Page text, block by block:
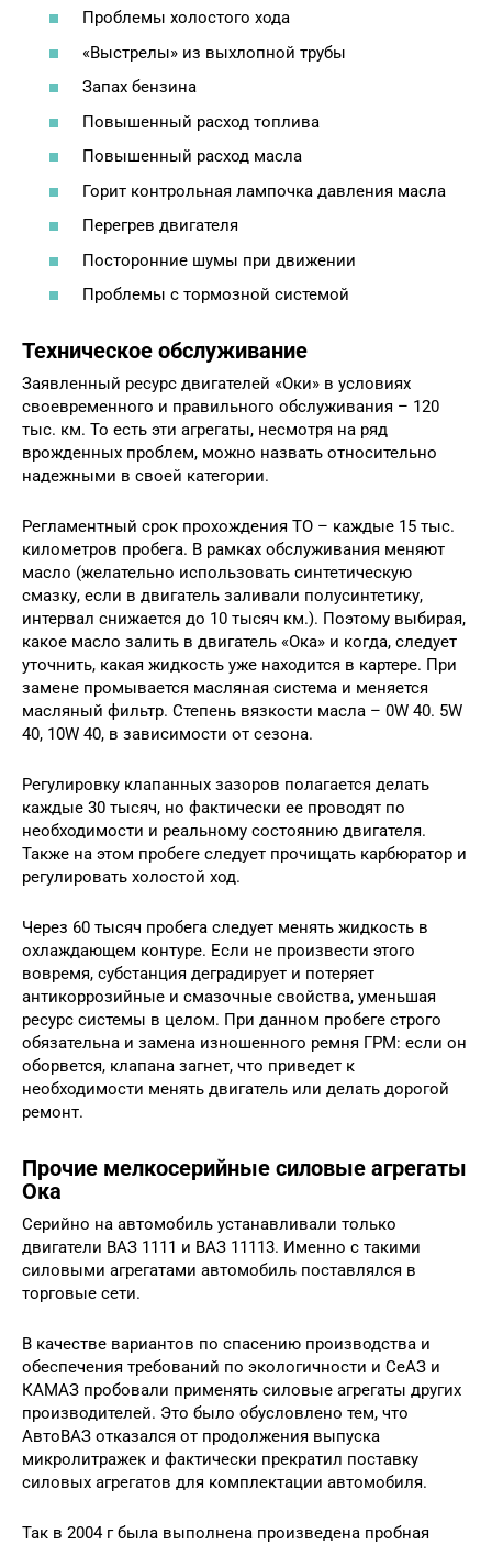
Проблемы холостого хода
«Выстрелы» из выхлопной трубы
Запах бензина
Повышенный расход топлива
Повышенный расход масла
Горит контрольная лампочка давления масла
Перегрев двигателя
Посторонние шумы при движении
Проблемы с тормозной системой
Техническое обслуживание
Заявленный ресурс двигателей «Оки» в условиях
своевременного и правильного обслуживания – 120
тыс. км. То есть эти агрегаты, несмотря на ряд
врожденных проблем, можно назвать относительно
надежными в своей категории.
Регламентный срок прохождения ТО – каждые 15 тыс.
километров пробега. В рамках обслуживания меняют
масло (желательно использовать синтетическую
смазку, если в двигатель заливали полусинтетику,
интервал снижается до 10 тысяч км.). Поэтому выбирая,
какое масло залить в двигатель «Ока» и когда, следует
уточнить, какая жидкость уже находится в картере. При
замене промывается масляная система и меняется
масляный фильтр. Степень вязкости масла – 0W 40. 5W
40, 10W 40, в зависимости от сезона.
Регулировку клапанных зазоров полагается делать
каждые 30 тысяч, но фактически ее проводят по
необходимости и реальному состоянию двигателя.
Также на этом пробеге следует прочищать карбюратор и
регулировать холостой ход.
Через 60 тысяч пробега следует менять жидкость в
охлаждающем контуре. Если не произвести этого
вовремя, субстанция деградирует и потеряет
антикоррозийные и смазочные свойства, уменьшая
ресурс системы в целом. При данном пробеге строго
обязательна и замена изношенного ремня ГРМ: если он
оборвется, клапана загнет, что приведет к
необходимости менять двигатель или делать дорогой
ремонт.
Прочие мелкосерийные силовые агрегаты
Ока
Серийно на автомобиль устанавливали только
двигатели ВАЗ 1111 и ВАЗ 11113. Именно с такими
силовыми агрегатами автомобиль поставлялся в
торговые сети.
В качестве вариантов по спасению производства и
обеспечения требований по экологичности и СеАЗ и
КАМАЗ пробовали применять силовые агрегаты других
производителей. Это было обусловлено тем, что
АвтоВАЗ отказался от продолжения выпуска
микролитражек и фактически прекратил поставку
силовых агрегатов для комплектации автомобиля.
Так в 2004 г была выполнена произведена пробная